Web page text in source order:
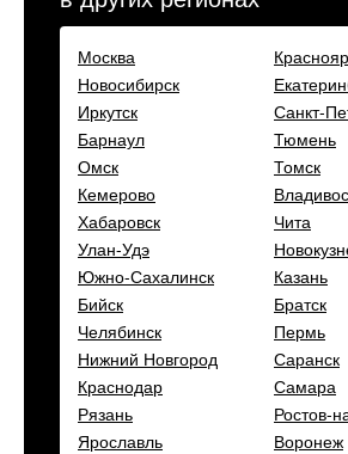
Москва
Новосибирск
Иркутск
Санкт-
Барнаул
Тюмень
Омск
Томск
Кемерово
Хабаровск
Чита
Улан-Удэ
Южно-Сахалинск
Казань
Бийск
Братск
Челябинск
Пермь
Нижний Новгород
Саранск
Краснодар
Самара
Рязань
Ростов-
Ярославль
Воронеж